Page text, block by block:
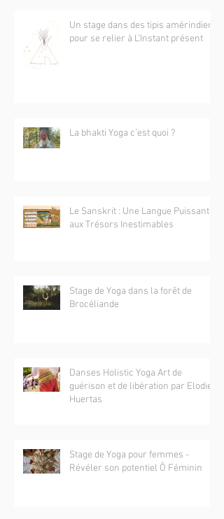
Un stage dans des tipis amérindiens
pour se relier à L’Instant présent
La bhakti Yoga c’est quoi ?
Le Sanskrit : Une Langue Puissante
aux Trésors Inestimables
Stage de Yoga dans la forêt de
Brocéliande
Danses Holistic Yoga Art de
guérison et de libération par Elodie
Huertas
Stage de Yoga pour femmes -
Révéler son potentiel Ô Féminin